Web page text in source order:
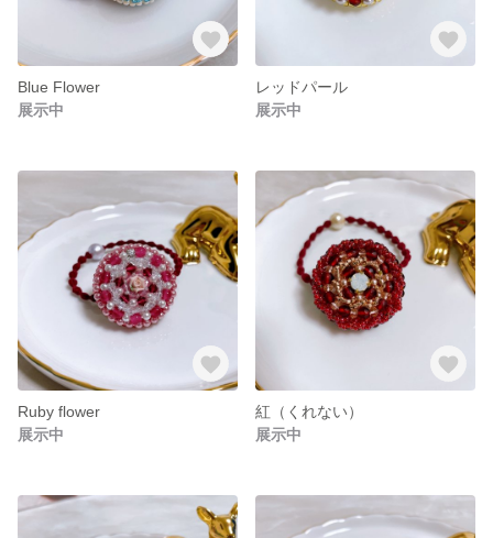
Blue Flower
展示中
レッドパール
展示中
Ruby flower
展示中
紅（くれない）
展示中